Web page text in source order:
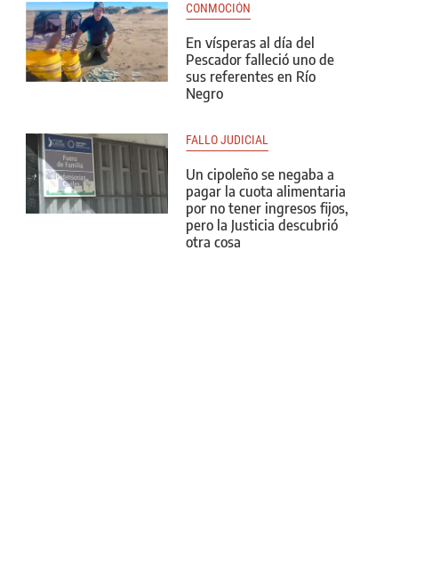
CONMOCIÓN
En vísperas al día del
Pescador falleció uno de
sus referentes en Río
Negro
FALLO JUDICIAL
Un cipoleño se negaba a
pagar la cuota alimentaria
por no tener ingresos fijos,
pero la Justicia descubrió
otra cosa